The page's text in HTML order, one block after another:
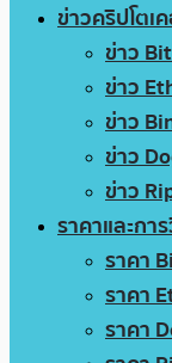
ข่าวคริปโตเ
ข่าว
ข่าว
ข่าว
ข่าว
ข่าว
ราคาและกา
ราคา
ราคา
ราคา